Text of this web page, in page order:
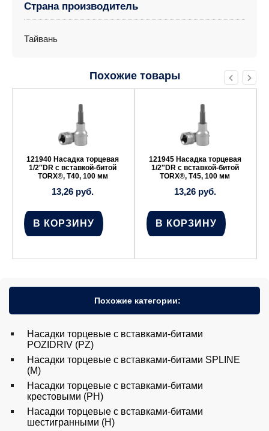
Страна производитель
Тайвань
Похожие товары
121940 Насадка торцевая
1/2″DR с вставкой-битой
TORX®, Т40, 100 мм
13,26 руб.
В КОРЗИНУ
121945 Насадка торцевая
1/2″DR с вставкой-битой
TORX®, Т45, 100 мм
13,26 руб.
В КОРЗИНУ
Похожие категории:
Насадки торцевые с вставками-битами
POZIDRIV (PZ)
Насадки торцевые с вставками-битами SPLINE
(M)
Насадки торцевые с вставками-битами
крестовыми (PH)
Насадки торцевые с вставками-битами
шестигранными (H)